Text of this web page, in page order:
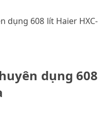
dụng 608 lít Haier HXC-
dụng 608